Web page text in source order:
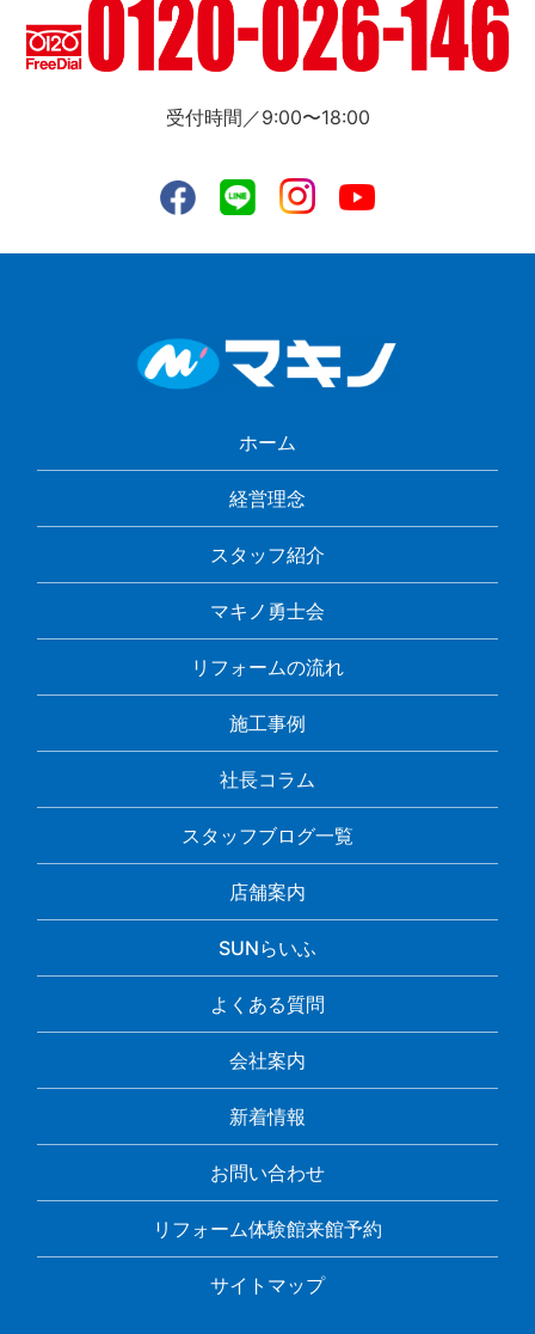
受付時間／9:00〜18:00
ホーム
経営理念
スタッフ紹介
マキノ勇士会
リフォームの流れ
施工事例
社長コラム
スタッフブログ一覧
店舗案内
SUNらいふ
よくある質問
会社案内
新着情報
お問い合わせ
リフォーム体験館来館予約
サイトマップ